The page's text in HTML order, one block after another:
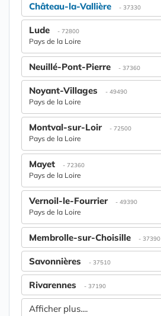
Château-la-Vallière - 37330
Lude - 72800
Pays de la Loire
Neuillé-Pont-Pierre - 37360
Noyant-Villages - 49490
Pays de la Loire
Montval-sur-Loir - 72500
Pays de la Loire
Mayet - 72360
Pays de la Loire
Vernoil-le-Fourrier - 49390
Pays de la Loire
Membrolle-sur-Choisille - 37390
Savonnières - 37510
Rivarennes - 37190
Afficher plus....